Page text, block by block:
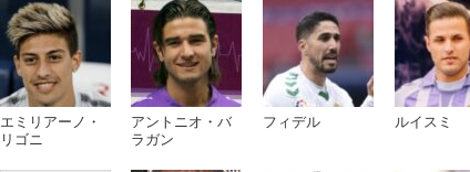
エミリアーノ・
リゴニ
アントニオ・バ
ラガン
フィデル ルイスミ